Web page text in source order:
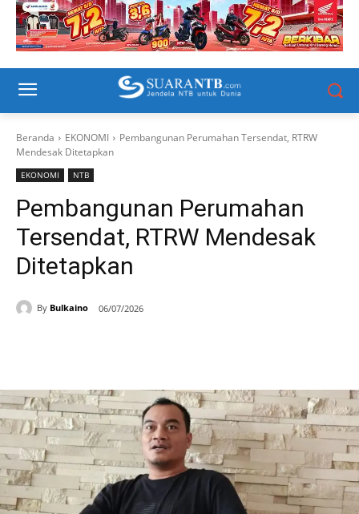
Beranda EKONOMI
Pembangunan Perumahan Tersendat, RTRW
Mendesak Ditetapkan
EKONOMI NTB
Pembangunan Perumahan
Tersendat, RTRW Mendesak
Ditetapkan
By Bulkaino 06/07/2026